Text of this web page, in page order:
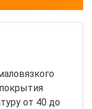
от 40 до